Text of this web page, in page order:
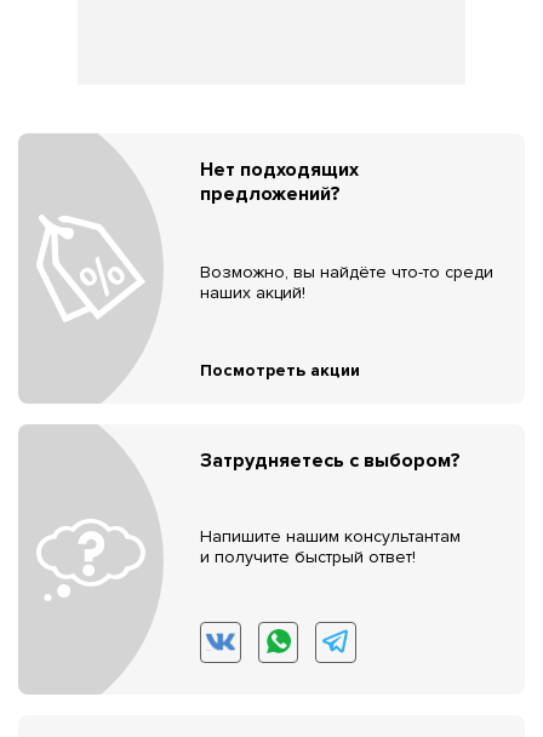
Нет подходящих
предложений?
Возможно, вы найдёте что-то среди
наших акций!
Посмотреть акции
Затрудняетесь с выбором?
Напишите нашим консультантам
и получите быстрый ответ!